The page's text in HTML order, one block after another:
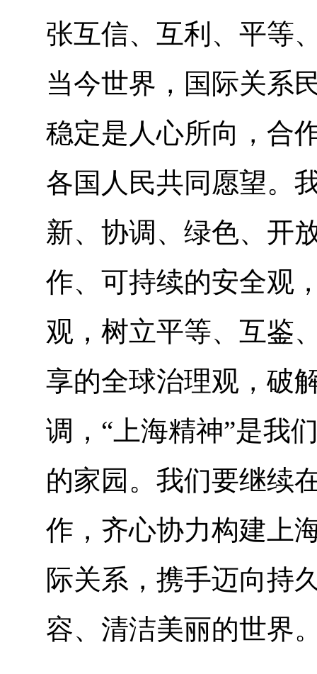
张互信、互利、平等
当今世界，国际关系
稳定是人心所向，合
各国人民共同愿望。
新、协调、绿色、开
作、可持续的安全观
观，树立平等、互鉴
享的全球治理观，破
调，“上海精神”是我
的家园。我们要继续
作，齐心协力构建上
际关系，携手迈向持
容、清洁美丽的世界